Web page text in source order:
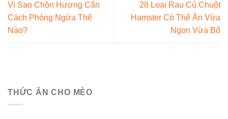
Vì Sao Chồn Hương Cắn
Cách Phòng Ngừa Thế
Nào?
28 Loại Rau Củ Chuột
Hamster Có Thể Ăn Vừa
Ngon Vừa Bổ
THỨC ĂN CHO MÈO